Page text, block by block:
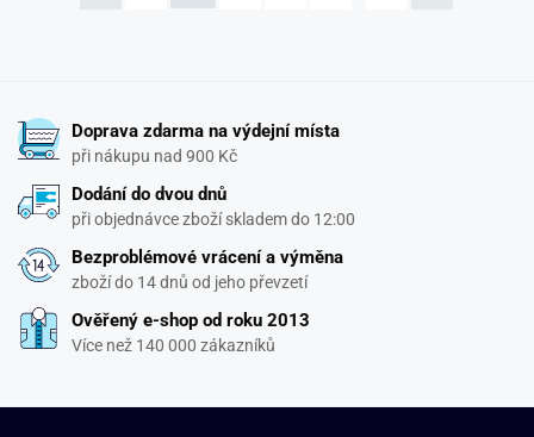
Doprava zdarma na výdejní místa
při nákupu nad 900 Kč
Dodání do dvou dnů
při objednávce zboží skladem do 12:00
Bezproblémové vrácení a výměna
zboží do 14 dnů od jeho převzetí
Ověřený e-shop od roku 2013
Více než 140 000 zákazníků